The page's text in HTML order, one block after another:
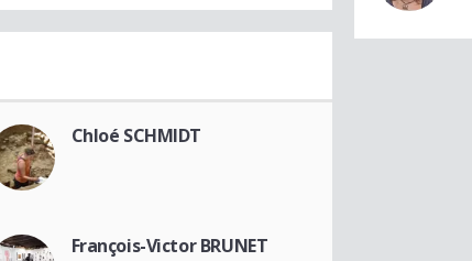
Chloé SCHMIDT
François-Victor BRUNET